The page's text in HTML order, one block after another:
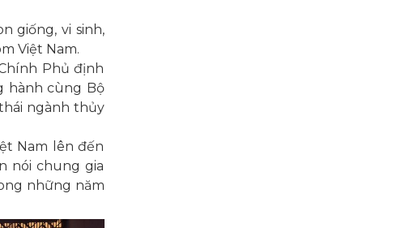
giống, vi sinh,
Việt Nam.
Phủ định
hành cùng Bộ
ngành thủy
Nam lên đến
nói chung gia
những năm